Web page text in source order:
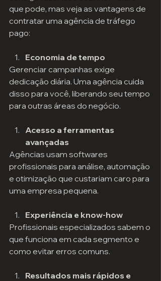
que pode, mas veja as vantagens de
contratar uma agência de tráfego
pago:
Economia de tempo
Gerenciar campanhas exige
dedicação diária. Uma agência cuida
disso para você, liberando seu tempo
para outras áreas do negócio.
Acesso a ferramentas
avançadas
Agências usam softwares
profissionais para análise, automação
e otimização que custariam caro para
uma empresa pequena.
Experiência e know-how
Profissionais especializados sabem o
que funciona em cada segmento e
como evitar erros comuns.
Resultados mais rápidos e